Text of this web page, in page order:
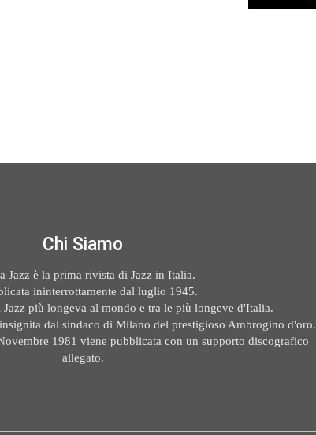
Chi Siamo
Jazz è la prima rivista di Jazz in Italia.
ininterrottamente dal luglio 1945.
Jazz più longeva al mondo e tra le più longeve d'Italia.
dal sindaco di Milano del prestigioso Ambrogino d'oro.
1981 viene pubblicata con un supporto discografico
allegato.